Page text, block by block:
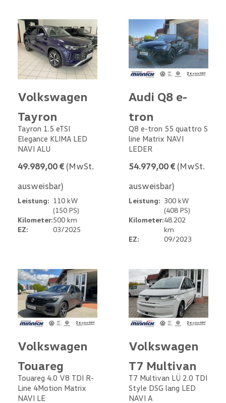
Volkswagen
Tayron
Tayron 1.5 eTSI
Elegance KLIMA LED
NAVI ALU
49.989,00 € (MwSt.
ausweisbar)
Leistung: 110 kW
(150 PS)
Kilometer:500 km
EZ:
03/2025
Audi Q8 e-
tron
Q8 e-tron 55 quattro S
line Matrix NAVI
LEDER
54.979,00 € (MwSt.
ausweisbar)
Leistung: 300 kW
(408 PS)
Kilometer:48.202
km
EZ:
09/2023
Volkswagen
Touareg
Touareg 4.0 V8 TDI R-
Line 4Motion Matrix
NAVI LE
Volkswagen
T7 Multivan
T7 Multivan LÜ 2.0 TDI
Style DSG lang LED
NAVI A